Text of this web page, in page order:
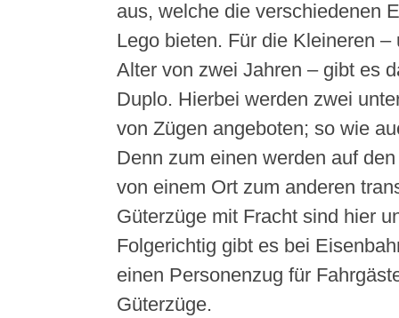
aus, welche die verschiedenen
Lego bieten. Für die Kleineren –
Alter von zwei Jahren – gibt es
Duplo. Hierbei werden zwei
von Zügen angeboten; so wie
Denn zum einen werden auf
von einem Ort zum anderen
Güterzüge mit Fracht sind hier
Folgerichtig gibt es bei
einen Personenzug für
Güterzüge.